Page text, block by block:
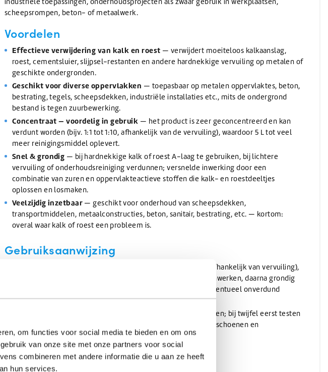
om functies voor social media te bieden en om ons
van onze site met onze partners voor social
combineren met andere informatie die u aan ze heeft
hun services.
scheepsrompen, beton- of metaalwerk.
Voordelen
Effectieve verwijdering van kalk en roest — verwijdert moeiteloos kalkaanslag,
roest, cementsluier, slijpsel-restanten en andere hardnekkige vervuiling op metalen of
geschikte ondergronden.
Geschikt voor diverse oppervlakken — toepasbaar op metalen oppervlaktes, beton,
bestrating, tegels, scheepsdekken, industriële installaties etc., mits de ondergrond
bestand is tegen zuurbewerking.
Concentraat — voordelig in gebruik — het product is zeer geconcentreerd en kan
verdunt worden (bijv. 1:1 tot 1:10, afhankelijk van de vervuiling), waardoor 5 L tot veel
meer reinigingsmiddel oplevert.
Snel & grondig — bij hardnekkige kalk of roest A-laag te gebruiken, bij lichtere
vervuiling of onderhoudsreiniging verdunnen; versnelde inwerking door een
combinatie van zuren en oppervlakteactieve stoffen die kalk- en roestdeeltjes
oplossen en losmaken.
Veelzijdig inzetbaar — geschikt voor onderhoud van scheepsdekken,
transportmiddelen, metaalconstructies, beton, sanitair, bestrating, etc. — kortom:
overal waar kalk of roest een probleem is.
Gebruiksaanwijzing
verdunnen volgens instructie (meestal 1:1 tot 1:10 afhankelijk van vervuiling),
aanbrengen met borstel, sprayer of dompelbad, even laten inwerken, daarna grondig
afspoelen met water. Voor sterk aangetaste oppervlakken eventueel onverdund
gebruiken.
uitsluitend gebruiken op zuurbestendige ondergronden; bij twijfel eerst testen
op een onopvallende plek. Aanbevolen: beschermende handschoenen en
oogbescherming bij gebruik.
Toepassingsgebieden